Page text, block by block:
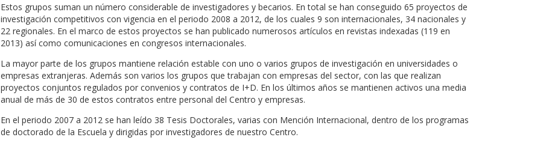
Estos grupos suman un número considerable de investigadores y becarios. En total se han conseguido 65 proyectos de
investigación competitivos con vigencia en el periodo 2008 a 2012, de los cuales 9 son internacionales, 34 nacionales y
22 regionales. En el marco de estos proyectos se han publicado numerosos artículos en revistas indexadas (119 en
2013) así como comunicaciones en congresos internacionales.
La mayor parte de los grupos mantiene relación estable con uno o varios grupos de investigación en universidades o
empresas extranjeras. Además son varios los grupos que trabajan con empresas del sector, con las que realizan
proyectos conjuntos regulados por convenios y contratos de I+D. En los últimos años se mantienen activos una media
anual de más de 30 de estos contratos entre personal del Centro y empresas.
En el periodo 2007 a 2012 se han leído 38 Tesis Doctorales, varias con Mención Internacional, dentro de los programas
de doctorado de la Escuela y dirigidas por investigadores de nuestro Centro.